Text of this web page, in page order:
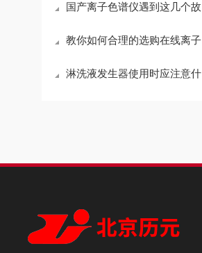
国产离子色谱仪遇到这几个故障怎么办？
教你如何合理的选购在线离子色谱仪保护柱
淋洗液发生器使用时应注意什么？